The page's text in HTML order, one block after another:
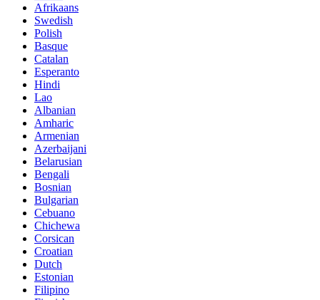
Afrikaans
Swedish
Polish
Basque
Catalan
Esperanto
Hindi
Lao
Albanian
Amharic
Armenian
Azerbaijani
Belarusian
Bengali
Bosnian
Bulgarian
Cebuano
Chichewa
Corsican
Croatian
Dutch
Estonian
Filipino